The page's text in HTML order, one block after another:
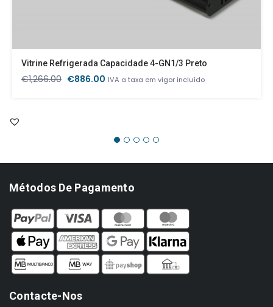
Vitrine Refrigerada Capacidade 4-GN1/3 Preto
€1,266.00 O
€886.00 O
IVA a taxa em vigor incluído
Métodos De Pagamento
Contacte-Nos